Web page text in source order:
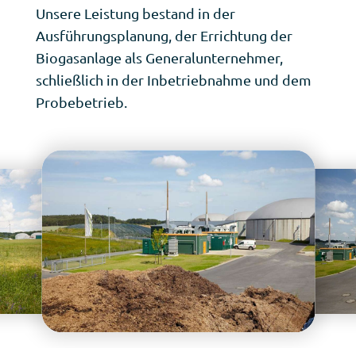
Unsere Leistung bestand in der
Ausführungsplanung, der Errichtung der
Biogasanlage als Generalunternehmer,
schließlich in der Inbetriebnahme und dem
Probebetrieb.